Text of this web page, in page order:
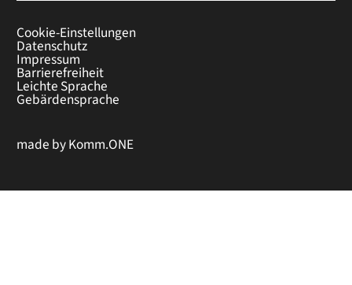
Cookie-Einstellungen
Datenschutz
Impressum
Barrierefreiheit
Leichte Sprache
Gebärdensprache
made byKomm.ONE